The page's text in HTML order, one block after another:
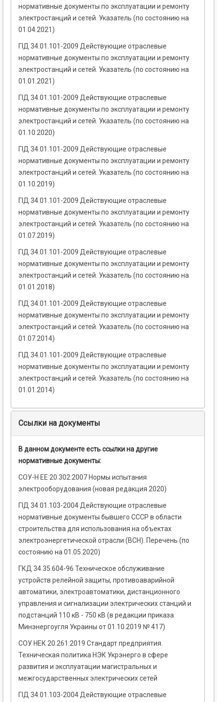
нормативные документы по эксплуатации и ремонту
электростанций и сетей. Указатель (по состоянию на
01.04.2021)
ГІД 34.01.101-2009 Действующие отраслевые
нормативные документы по эксплуатации и ремонту
электростанций и сетей. Указатель (по состоянию на
01.01.2021)
ГІД 34.01.101-2009 Действующие отраслевые
нормативные документы по эксплуатации и ремонту
электростанций и сетей. Указатель (по состоянию на
01.10.2020)
ГІД 34.01.101-2009 Действующие отраслевые
нормативные документы по эксплуатации и ремонту
электростанций и сетей. Указатель (по состоянию на
01.10.2019)
ГІД 34.01.101-2009 Действующие отраслевые
нормативные документы по эксплуатации и ремонту
электростанций и сетей. Указатель (по состоянию на
01.07.2019)
ГІД 34.01.101-2009 Действующие отраслевые
нормативные документы по эксплуатации и ремонту
электростанций и сетей. Указатель (по состоянию на
01.01.2018)
ГІД 34.01.101-2009 Действующие отраслевые
нормативные документы по эксплуатации и ремонту
электростанций и сетей. Указатель (по состоянию на
01.07.2014)
ГІД 34.01.101-2009 Действующие отраслевые
нормативные документы по эксплуатации и ремонту
электростанций и сетей. Указатель (по состоянию на
01.01.2014)
Ссылки на документы
В данном документе есть ссылки на другие
нормативные документы:
СОУ-Н ЕЕ 20.302:2007 Нормы испытания
электрооборудования (новая редакция 2020)
ГІД 34.01.103-2004 Действующие отраслевые
нормативные документы бывшего СССР в области
строительства для использования на объектах
электроэнергетической отрасли (ВСН). Перечень (по
состоянию на 01.05.2020)
ГКД 34.35.604-96 Техническое обслуживание
устройств релейной защиты, противоаварийной
автоматики, электроавтоматики, дистанционного
управления и сигнализации электрических станций и
подстанций 110 кВ - 750 кВ (в редакции приказа
Минэнергоугля Украины от 01.10.2019 № 417)
СОУ НЕК 20.261:2019 Стандарт предприятия.
Техническая политика НЭК Укрэнерго в сфере
развития и эксплуатации магистральных и
межгосударственных электрических сетей
ГІД 34.01.103-2004 Действующие отраслевые